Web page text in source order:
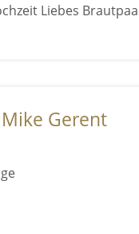
Liebes
Gerent